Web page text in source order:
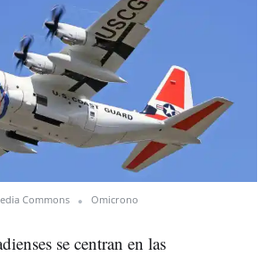
Commons Omicrono
se centran en las